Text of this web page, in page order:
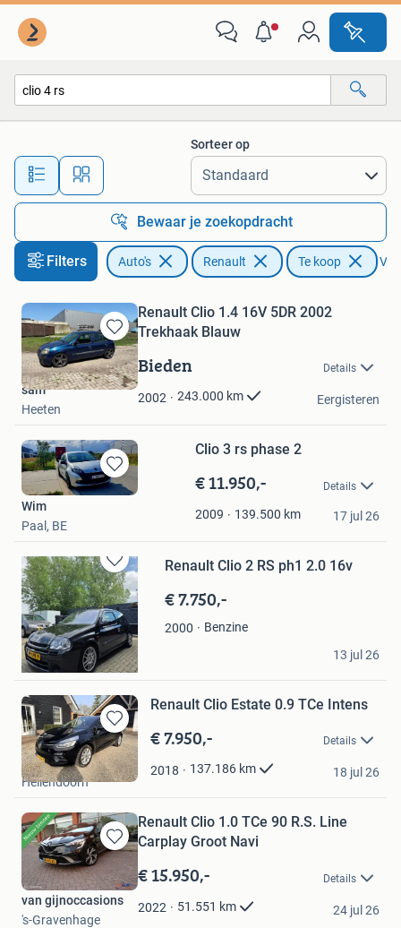
Alle afstanden…
Sorteer op
Bewaar je zoekopdracht
Filters Auto's Renault Te koop
Bewaren
in
Mijn
Favorieten
Renault Clio 1.4 16V 5DR 2002
Trekhaak Blauw
Bieden Details
2002 243.000 km
sam
Heeten
Eergisteren
Bewaren
in
Clio 3 rs phase 2
€ 11.950,- Details
2009 139.500 km
Wim
Paal, BE
17 jul 26
Bewaren
in
Mijn
Favorieten
Renault Clio 2 RS ph1 2.0 16v
€ 7.750,-
2000
Benzine
Nori details
Heerlen
13 jul 26
Bewaren
in
Mijn
Favorieten
Renault Clio Estate 0.9 TCe Intens
€ 7.950,- Details
2018 137.186 km
Hellecate Auto's
Hellendoorn
18 jul 26
Bewaren
in
Mijn
Favorieten
Renault Clio 1.0 TCe 90 R.S. Line
Carplay Groot Navi
€ 15.950,- Details
2022 51.551 km
van gijnoccasions
's-Gravenhage
24 jul 26